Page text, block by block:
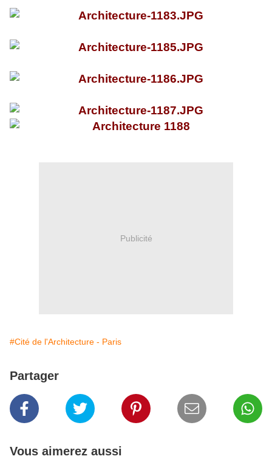
Publicité
#Cité de l'Architecture - Paris
Partager
Vous aimerez aussi